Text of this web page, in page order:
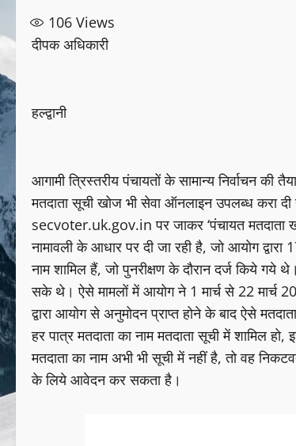
106 Views
दीपक अधिकारी
हल्द्वानी
आगामी त्रिस्तरीय पंचायतों के सामान्य निर्वाचन की
मतदाता सूची खोज भी सेवा ऑनलाइन उपलब्ध करा
secvoter.uk.gov.in पर जाकर ‘पंचायत मतदाता
नामावली के आधार पर दी जा रही है, जो आयोग
नाम शामिल हैं, जो पुनरीक्षण के दौरान दर्ज किये
सके थे। ऐसे मामलों में आयोग ने 1 मार्च से 22 मार्च
द्वारा आयोग से अनुमोदन प्राप्त होने के बाद ऐसे
हर पात्र मतदाता का नाम मतदाता सूची में शामिल
मतदाता का नाम अभी भी सूची में नहीं है, तो वह
के लिये आवेदन कर सकता है।